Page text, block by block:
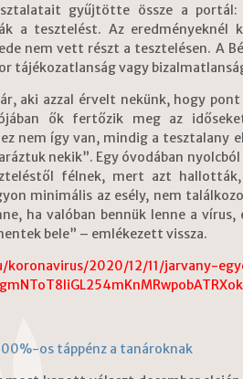
gyűjtötte össze a
a tesztelést. Az eredményeknél
nem vett részt a tesztelésen. A
tájékozatlanság vagy
aki azzal érvelt nekünk, hogy
ők fertőzik meg az
nem így van, mindig a
nekik”. Egy óvodában
félnek, mert azt
minimális az esély, nem
ha valóban bennük lenne a
bele” – emlékezett vissza.
koronavirus/2020/12/11/jarvany-
os táppénz a tanároknak